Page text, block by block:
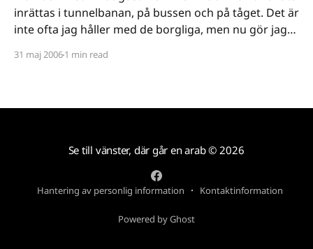
inrättas i tunnelbanan, på bussen och på tåget. Det är
inte ofta jag håller med de borgliga, men nu gör jag
beräknas kosta oss en halv miljon att införa och
31 maj 20061 min read
Se till vänster, där går en arab© 2026
Hantering av personlig information Kontaktinformation
Powered by Ghost